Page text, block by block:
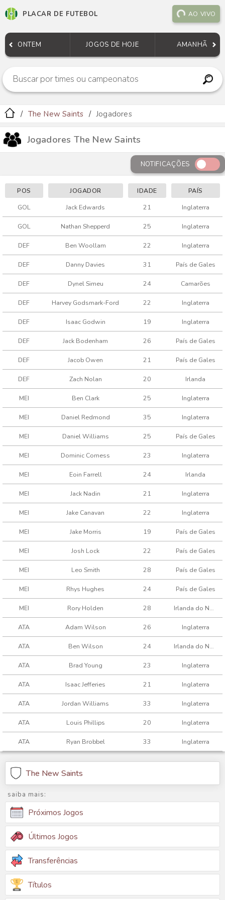
PLACAR DE FUTEBOL AO VIVO
ONTEM JOGOS DE HOJE AMANHÃ
The New Saints Jogadores
Jogadores The New Saints
NOTIFICAÇÕES
POS JOGADOR IDADE
PAÍS
GOL
Jack Edwards 21 Inglaterra
GOL Nathan Shepperd 25 Inglaterra
DEF Ben Woollam 22 Inglaterra
DEF Danny Davies 31 País de Gales
DEF Dynel Simeu 24 Camarões
DEF Harvey Godsmark-Ford 22 Inglaterra
DEF Isaac Godwin 19 Inglaterra
DEF Jack Bodenham 26 País de Gales
DEF Jacob Owen 21 País de Gales
DEF Zach Nolan 20 Irlanda
MEI Ben Clark 25 Inglaterra
MEI Daniel Redmond 35 Inglaterra
MEI Daniel Williams 25 País de Gales
MEI Dominic Corness 23 Inglaterra
MEI Eoin Farrell 24 Irlanda
MEI Jack Nadin 21 Inglaterra
MEI Jake Canavan 22 Inglaterra
MEI Jake Morris 19 País de Gales
MEI Josh Lock 22 País de Gales
MEI Leo Smith 28 País de Gales
MEI Rhys Hughes 24 País de Gales
MEI Rory Holden 28 Irlanda do Norte
ATA Adam Wilson 26 Inglaterra
ATA Ben Wilson 24 Irlanda do Norte
ATA Brad Young 23 Inglaterra
ATA Isaac Jefferies 21 Inglaterra
ATA Jordan Williams 33 Inglaterra
ATA Louis Phillips 20 Inglaterra
ATA Ryan Brobbel 33 Inglaterra
The New Saints
saiba mais:
Próximos Jogos
Últimos Jogos
Transferências
Títulos